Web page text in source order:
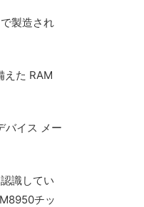
製造され
えた RAM
バイス メー
識してい
チッ